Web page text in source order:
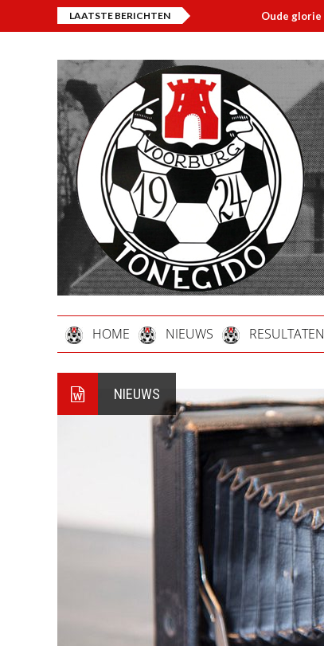
LAATSTE BERICHTEN Oude glorie
HOME NIEUWS RESULTATEN
NIEUWS